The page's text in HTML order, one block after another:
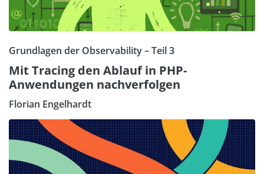
Grundlagen der Observability – Teil 3
Mit Tracing den Ablauf in PHP-
Anwendungen nachverfolgen
Florian Engelhardt